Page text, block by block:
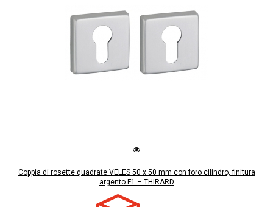
Coppia di rosette quadrate VELES 50 x 50 mm con foro cilindro, finitura
argento F1 – THIRARD